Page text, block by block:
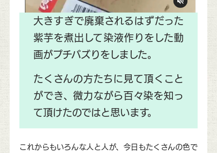
大きすぎで廃棄されるはずだった
紫芋を煮出して染液作りをした動
画がプチバズりをしました。
たくさんの方たちに見て頂くこと
ができ、微力ながら百々染を知っ
て頂けたのではと思います。
これからもいろんな人と人が、今日もたくさんの色で